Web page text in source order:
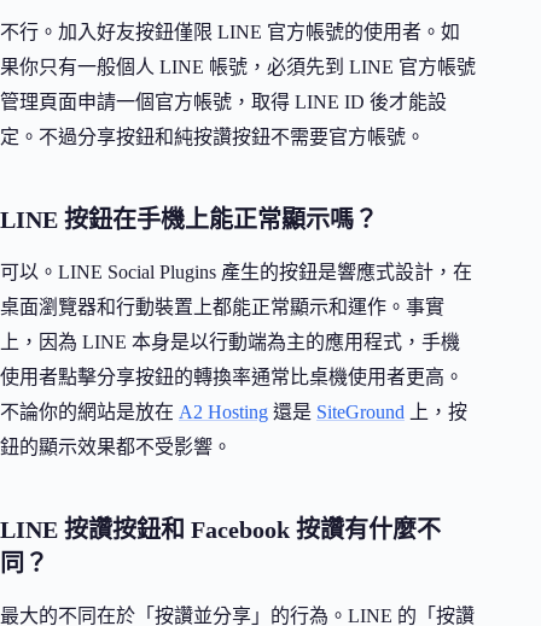
不行。加入好友按鈕僅限 LINE 官方帳號的使用者。如
果你只有一般個人 LINE 帳號，必須先到 LINE 官方帳號
管理頁面申請一個官方帳號，取得 LINE ID 後才能設
定。不過分享按鈕和純按讚按鈕不需要官方帳號。
LINE 按鈕在手機上能正常顯示嗎？
可以。LINE Social Plugins 產生的按鈕是響應式設計，在
桌面瀏覽器和行動裝置上都能正常顯示和運作。事實
上，因為 LINE 本身是以行動端為主的應用程式，手機
使用者點擊分享按鈕的轉換率通常比桌機使用者更高。
不論你的網站是放在 A2 Hosting 還是 SiteGround 上，按
鈕的顯示效果都不受影響。
LINE 按讚按鈕和 Facebook 按讚有什麼不
同？
最大的不同在於「按讚並分享」的行為。LINE 的「按讚